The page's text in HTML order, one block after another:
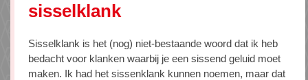
sisselklank
Sisselklank is het (nog) niet-bestaande woord dat ik heb
bedacht voor klanken waarbij je een sissend geluid moet
maken. Ik had het sissenklank kunnen noemen, maar dat